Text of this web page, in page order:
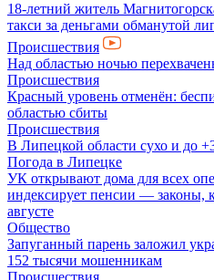
18-летний житель
такси за деньгами обманутой
Происшествия
Над областью ночью
Происшествия
Красный уровень отменён:
областью сбиты
Происшествия
В Липецкой области сухо и до
Погода в Липецке
УК открывают дома для всех
индексирует пенсии — законы,
августе
Общество
Запуганный парень заложил
152 тысячи мошенникам
Происшествия